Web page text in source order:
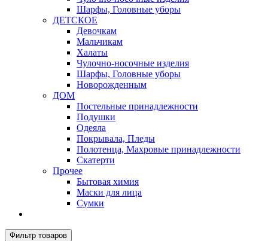
Шарфы, Головные уборы
ДЕТСКОЕ
Девочкам
Мальчикам
Халаты
Чулочно-носочные изделия
Шарфы, Головные уборы
Новорожденным
ДОМ
Постельные принадлежности
Подушки
Одеяла
Покрывала, Пледы
Полотенца, Махровые принадлежности
Скатерти
Прочее
Бытовая химия
Маски для лица
Сумки
Фильтр товаров